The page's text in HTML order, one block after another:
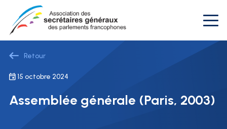
Retour
15 octobre 2024
Assemblée générale (Paris, 2003)